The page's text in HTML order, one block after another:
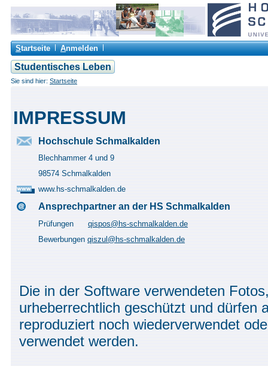
Startseite Anmelden
Studentisches Leben
Sie sind hier: Startseite
IMPRESSUM
Hochschule Schmalkalden
Blechhammer 4 und 9
98574 Schmalkalden
www.hs-schmalkalden.de
Ansprechpartner an der HS Schmalkalden
Prüfungen qispos@hs-schmalkalden.de
Bewerbungen qiszul@hs-schmalkalden.de
Die in der Software verwendeten
urheberrechtlich geschützt und dürfen
reproduziert noch wiederverwendet
verwendet werden.